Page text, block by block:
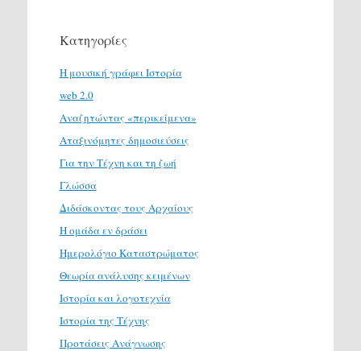
Κατηγορίες
H μουσική γράφει Ιστορία
web 2.0
Αναζητώντας «περικείμενα»
Αταξινόμητες δημοσιεύσεις
Για την Τέχνη και τη ζωή
Γλώσσα
Διδάσκοντας τους Αρχαίους
Η ομάδα εν δράσει
Ημερολόγιο Καταστρώματος
Θεωρία ανάλυσης κειμένων
Ιστορία και λογοτεχνία
Ιστορία της Τέχνης
Προτάσεις Ανάγνωσης